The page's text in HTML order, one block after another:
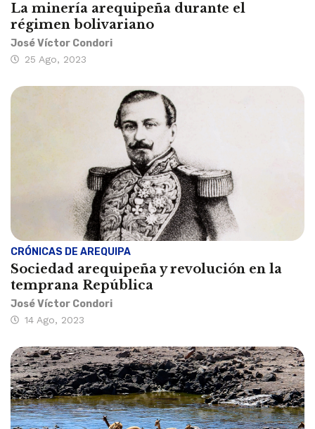
La minería arequipeña durante el
régimen bolivariano
José Víctor Condori
25 Ago, 2023
CRÓNICAS DE AREQUIPA
Sociedad arequipeña y revolución en la
temprana República
José Víctor Condori
14 Ago, 2023